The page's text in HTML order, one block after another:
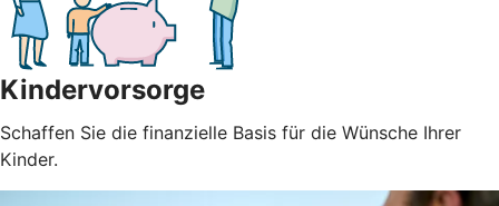
Kindervorsorge
Schaffen Sie die finanzielle Basis für die Wünsche Ihrer
Kinder.